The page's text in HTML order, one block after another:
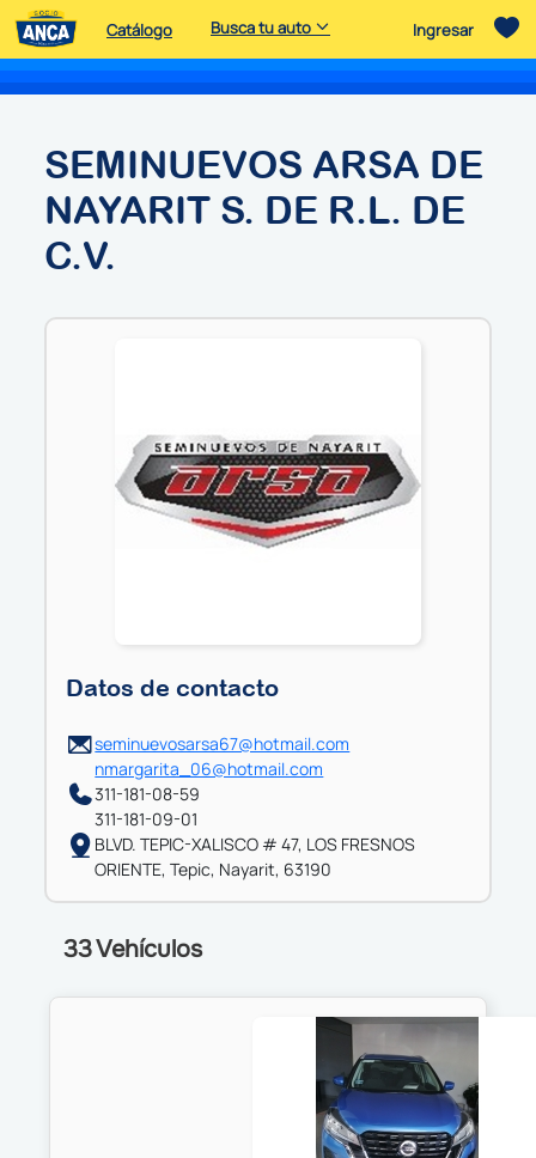
Catálogo Busca tu auto Ingresar
SEMINUEVOS ARSA DE
NAYARIT S. DE R.L. DE
C.V.
Datos de contacto
seminuevosarsa67@hotmail.com
nmargarita_06@hotmail.com
311-181-08-59
311-181-09-01
BLVD. TEPIC-XALISCO # 47, LOS FRESNOS
ORIENTE, Tepic, Nayarit, 63190
33 Vehículos